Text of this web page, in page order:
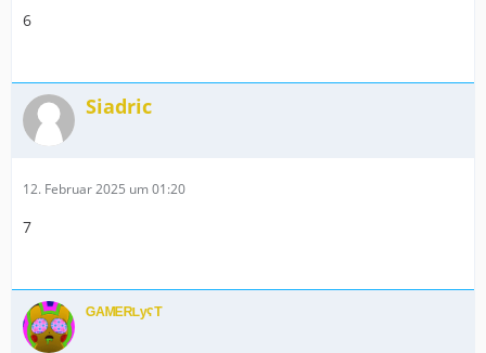
6
Siadric
12. Februar 2025 um 01:20
7
ᴳᴬᴹᴱᴿᴸʸˁᵀ